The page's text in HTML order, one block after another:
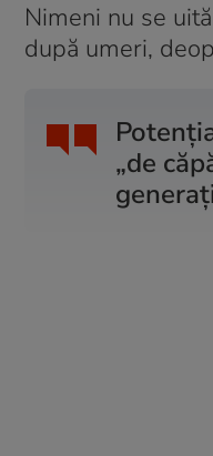
Nimeni nu se
după umeri,
„de